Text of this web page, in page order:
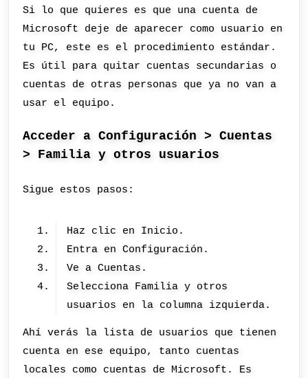
Si lo que quieres es que una cuenta de
Microsoft deje de aparecer como usuario en
tu PC, este es el procedimiento estándar.
Es útil para quitar cuentas secundarias o
cuentas de otras personas que ya no van a
usar el equipo.
Acceder a Configuración > Cuentas
> Familia y otros usuarios
Sigue estos pasos:
Haz clic en Inicio.
Entra en Configuración.
Ve a Cuentas.
Selecciona Familia y otros
usuarios en la columna izquierda.
Ahí verás la lista de usuarios que tienen
cuenta en ese equipo, tanto cuentas
locales como cuentas de Microsoft. Es